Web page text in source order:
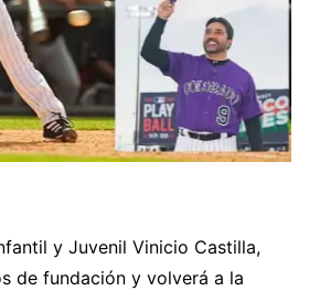
y Juvenil Vinicio Castilla,
de fundación y volverá a la